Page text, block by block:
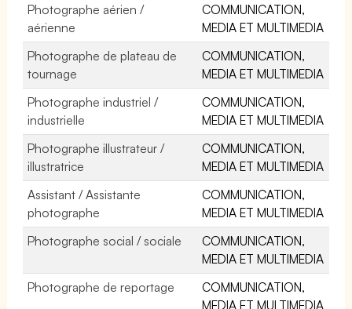
Photographe aérien /
aérienne
COMMUNICATION,
MEDIA ET MULTIMEDIA
Photographe de plateau de
tournage
COMMUNICATION,
MEDIA ET MULTIMEDIA
Photographe industriel /
industrielle
COMMUNICATION,
MEDIA ET MULTIMEDIA
Photographe illustrateur /
illustratrice
COMMUNICATION,
MEDIA ET MULTIMEDIA
Assistant / Assistante
photographe
COMMUNICATION,
MEDIA ET MULTIMEDIA
Photographe social / sociale
COMMUNICATION,
MEDIA ET MULTIMEDIA
Photographe de reportage
COMMUNICATION,
MEDIA ET MULTIMEDIA